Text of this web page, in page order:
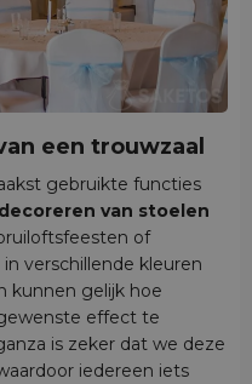
een trouwzaal
gebruikte functies
decoreren van stoelen
of
verschillende kleuren
kunnen gelijk hoe
effect te
is zeker dat we deze
iedereen iets